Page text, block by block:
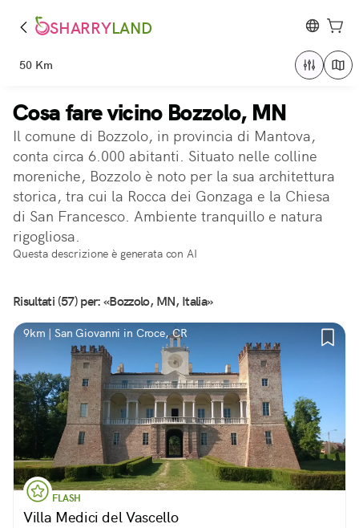
SHARRYLAND
50 Km
Cosa fare vicino Bozzolo, MN
Il comune di Bozzolo, in provincia di Mantova,
conta circa 6.000 abitanti. Situato nelle colline
moreniche, Bozzolo è noto per la sua architettura
storica, tra cui la Rocca dei Gonzaga e la Chiesa
di San Francesco. Ambiente tranquillo e natura
rigogliosa.
Questa descrizione è generata con AI
Risultati (57) per: «Bozzolo, MN, Italia»
9km | San Giovanni in Croce, CR
FLASH
Villa Medici del Vascello